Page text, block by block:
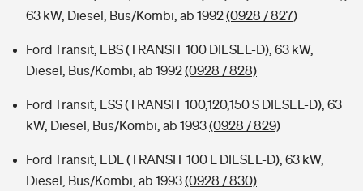
63 kW, Diesel, Bus/Kombi, ab 1992(0928 / 827)
Ford Transit, EBS (TRANSIT 100 DIESEL-D), 63 kW,
Diesel, Bus/Kombi, ab 1992(0928 / 828)
Ford Transit, ESS (TRANSIT 100,120,150 S DIESEL-D), 63
kW, Diesel, Bus/Kombi, ab 1993(0928 / 829)
Ford Transit, EDL (TRANSIT 100 L DIESEL-D), 63 kW,
Diesel, Bus/Kombi, ab 1993(0928 / 830)